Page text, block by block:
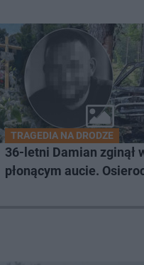
TRAGEDIA NA DRODZE
36-letni Damian zginął
płonącym aucie.